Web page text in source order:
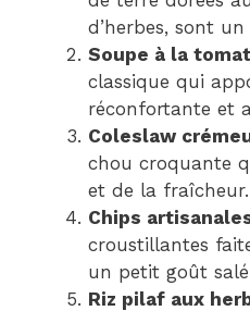
d’herbes, sont
Soupe à la
classique qui
réconfortante et
Coleslaw
chou croquante
et de la fraîcheur.
Chips
croustillantes
un petit goût
Riz pilaf aux